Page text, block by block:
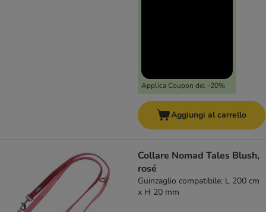
Applica Coupon del -20%
Aggiungi al carrello
Collare Nomad Tales Blush,
rosé
Guinzaglio compatibile: L 200 cm
x H 20 mm